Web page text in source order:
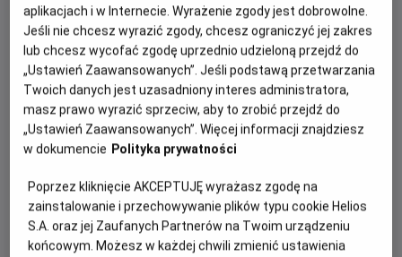
REŻYSERIA
Mamoru Oshii
SCENARIUSZ
Kazunori Itô
OBSADA
Atsuko Tanaka, Akio Ôtsuka, Kôichi Yamadera, Yutaka Nakano,
Tamio Ôki
WIĘCEJ SZCZEGÓŁÓW
OPIS WYDARZENIA
Gdy cyborg Major Motoko Kusanagi z Sekcji 9 rusza tropem
hakera znanego jako Władca Marionetek, kryminalna intryga
szybko zamienia się w fascynującą opowieść o tożsamości
właściwie czyni nas ludźmi? I czy(m) jest „duch w
skorupie”?
„Ghost in the Shell” to zarazem estetyczny majstersztyk:
aplikacjach i w Internecie. Wyrażenie zgody jest dobrowolne.
Jeśli nie chcesz wyrazić zgody, chcesz ograniczyć jej zakres
lub chcesz wycofać zgodę uprzednio udzieloną przejdź do
„Ustawień Zaawansowanych”. Jeśli podstawą przetwarzania
Twoich danych jest uzasadniony interes administratora,
masz prawo wyrazić sprzeciw, aby to zrobić przejdź do
„Ustawień Zaawansowanych”. Więcej informacji znajdziesz
w dokumencie Polityka prywatności
Poprzez kliknięcie AKCEPTUJĘ wyrażasz zgodę na
zainstalowanie i przechowywanie plików typu cookie Helios
S.A. oraz jej Zaufanych Partnerów na Twoim urządzeniu
końcowym. Możesz w każdej chwili zmienić ustawienia